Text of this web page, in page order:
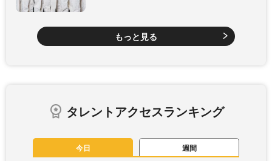
もっと見る
タレントアクセスランキング
今日 週間